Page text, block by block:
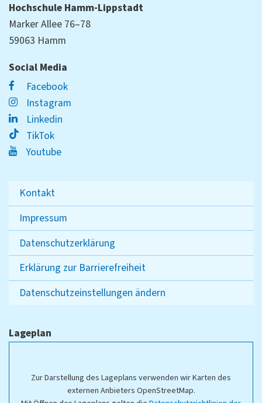
Hochschule Hamm-Lippstadt
Marker Allee 76–78
59063 Hamm
Social Media
Facebook
Instagram
Linkedin
TikTok
Youtube
Kontakt
Impressum
Datenschutzerklärung
Erklärung zur Barrierefreiheit
Datenschutzeinstellungen ändern
Lageplan
Zur Darstellung des Lageplans verwenden wir Karten des
externen Anbieters OpenStreetMap.